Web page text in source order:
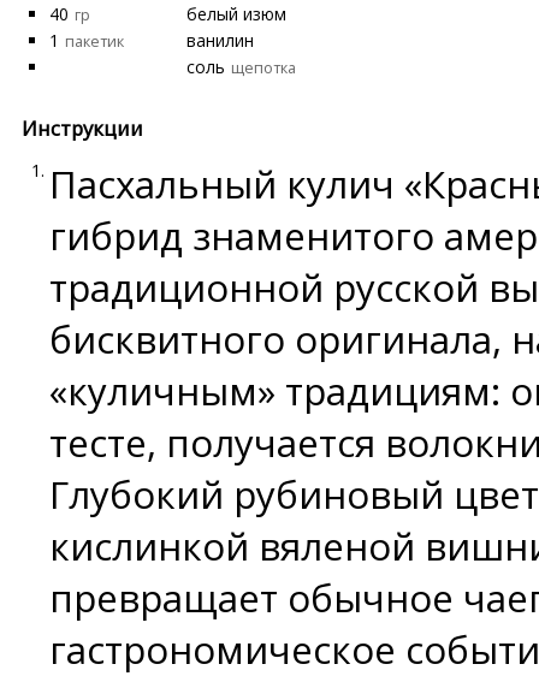
40 гр
белый изюм
1 пакетик
ванилин
соль щепотка
Инструкции
Пасхальный кулич
гибрид знаменитого
традиционной русской
бисквитного оригинала,
«куличным» традициям:
тесте, получается
Глубокий рубиновый
кислинкой вяленой
превращает обычное
гастрономическое